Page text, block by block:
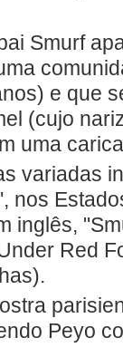
Smurf
e que
(cujo
uma
variadas
nos
inglês,
Red
Peyo